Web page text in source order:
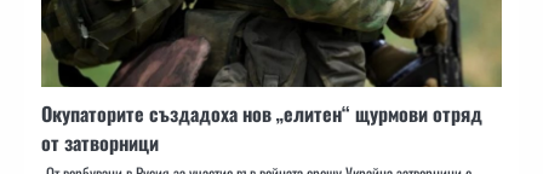
Окупаторите създадоха нов „елитен“ щурмови отряд
от затворници